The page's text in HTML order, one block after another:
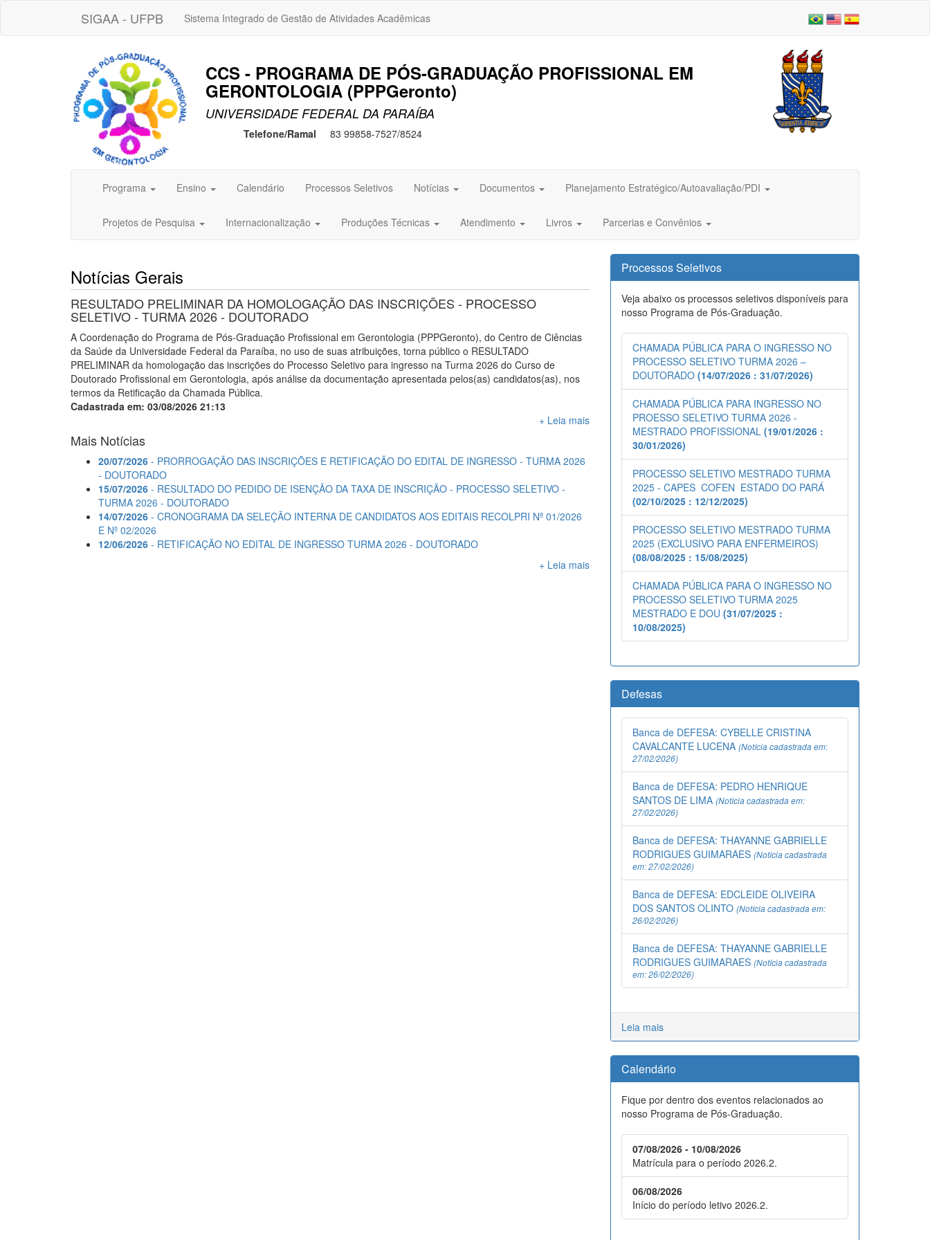
SIGAA - UFPB Sistema Integrado de Gestão de Atividades Acadêmicas
CCS - PROGRAMA DE PÓS-GRADUAÇÃO PROFISSIONAL EM
GERONTOLOGIA (PPPGeronto)
UNIVERSIDADE FEDERAL DA PARAÍBA
Telefone/Ramal 83 99858-7527/8524
Programa Ensino Calendário Processos Seletivos Notícias Documentos Planejamento Estratégico/Autoavaliação/PDI
Projetos de Pesquisa Internacionalização Produções Técnicas Atendimento Livros Parcerias e Convênios
Notícias Gerais
RESULTADO PRELIMINAR DA HOMOLOGAÇÃO DAS INSCRIÇÕES - PROCESSO
SELETIVO - TURMA 2026 - DOUTORADO
A Coordenação do Programa de Pós-Graduação Profissional em Gerontologia (PPPGeronto), do Centro de Ciências
da Saúde da Universidade Federal da Paraíba, no uso de suas atribuições, torna público o RESULTADO
PRELIMINAR da homologação das inscrições do Processo Seletivo para ingresso na Turma 2026 do Curso de
Doutorado Profissional em Gerontologia, após análise da documentação apresentada pelos(as) candidatos(as), nos
termos da Retificação da Chamada Pública.
Cadastrada em: 03/08/2026 21:13
+ Leia mais
Mais Notícias
20/07/2026 - PRORROGAÇÃO DAS INSCRIÇÕES E RETIFICAÇÃO DO EDITAL DE INGRESSO - TURMA 2026
- DOUTORADO
15/07/2026 - RESULTADO DO PEDIDO DE ISENÇÃO DA TAXA DE INSCRIÇÃO - PROCESSO SELETIVO -
TURMA 2026 - DOUTORADO
14/07/2026 - CRONOGRAMA DA SELEÇÃO INTERNA DE CANDIDATOS AOS EDITAIS RECOLPRI Nº 01/2026
E Nº 02/2026
12/06/2026 - RETIFICAÇÃO NO EDITAL DE INGRESSO TURMA 2026 - DOUTORADO
+ Leia mais
Processos Seletivos
Veja abaixo os processos seletivos disponíveis para
nosso Programa de Pós-Graduação.
CHAMADA PÚBLICA PARA O INGRESSO NO
PROCESSO SELETIVO TURMA 2026 –
DOUTORADO (14/07/2026 : 31/07/2026)
CHAMADA PÚBLICA PARA INGRESSO NO
PROESSO SELETIVO TURMA 2026 -
MESTRADO PROFISSIONAL (19/01/2026 :
30/01/2026)
PROCESSO SELETIVO MESTRADO TURMA
2025 - CAPES  COFEN  ESTADO DO PARÁ
(02/10/2025 : 12/12/2025)
PROCESSO SELETIVO MESTRADO TURMA
2025 (EXCLUSIVO PARA ENFERMEIROS)
(08/08/2025 : 15/08/2025)
CHAMADA PÚBLICA PARA O INGRESSO NO
PROCESSO SELETIVO TURMA 2025 
MESTRADO E DOU (31/07/2025 :
10/08/2025)
Defesas
Banca de DEFESA: CYBELLE CRISTINA
CAVALCANTE LUCENA (Notícia cadastrada em:
27/02/2026)
Banca de DEFESA: PEDRO HENRIQUE
SANTOS DE LIMA (Notícia cadastrada em:
27/02/2026)
Banca de DEFESA: THAYANNE GABRIELLE
RODRIGUES GUIMARAES (Notícia cadastrada
em: 27/02/2026)
Banca de DEFESA: EDCLEIDE OLIVEIRA
DOS SANTOS OLINTO (Notícia cadastrada em:
26/02/2026)
Banca de DEFESA: THAYANNE GABRIELLE
RODRIGUES GUIMARAES (Notícia cadastrada
em: 26/02/2026)
Leia mais
Calendário
Fique por dentro dos eventos relacionados ao
nosso Programa de Pós-Graduação.
07/08/2026 - 10/08/2026
Matrícula para o período 2026.2.
06/08/2026
Início do período letivo 2026.2.